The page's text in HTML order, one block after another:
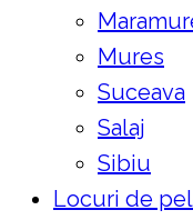
Mures
Suceava
Salaj
Sibiu
Locuri de